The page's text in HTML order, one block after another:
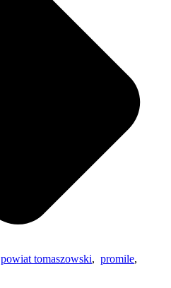
powiat tomaszowski, promile,